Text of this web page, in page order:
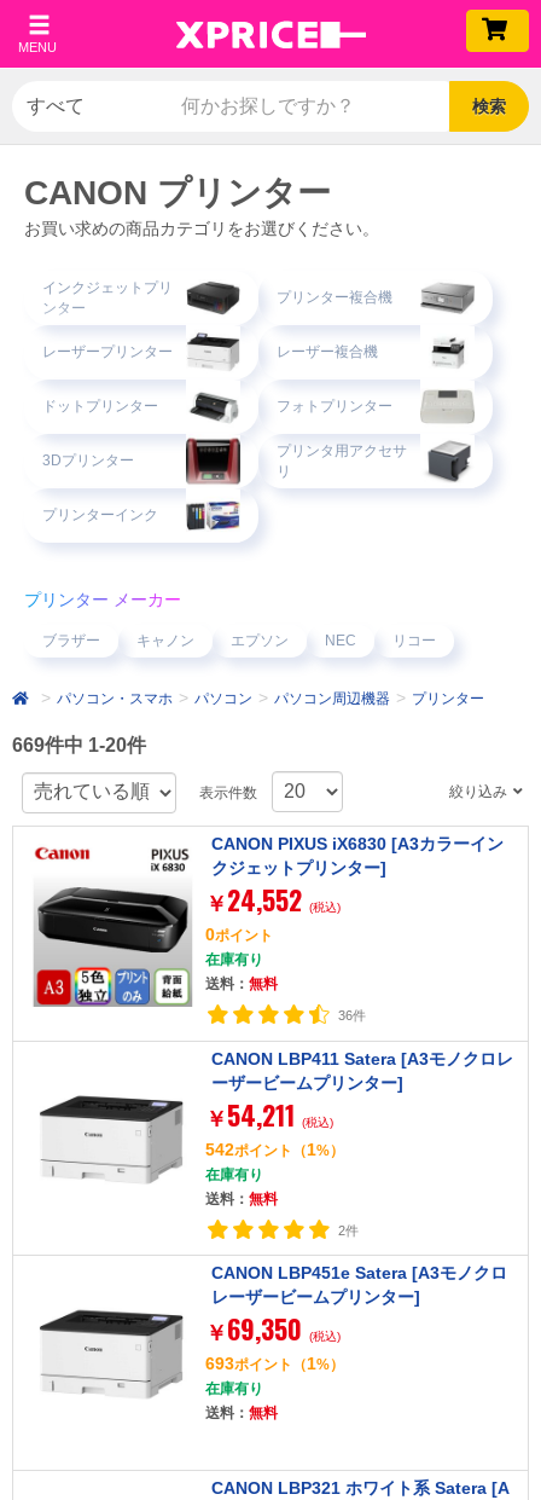
MENU
検索
CANON プリンター
お買い求めの商品カテゴリをお選びください。
インクジェットプリ
ンター
プリンター複合機
レーザープリンター レーザー複合機
ドットプリンター フォトプリンター
3Dプリンター
プリンタ用アクセサ
リ
プリンターインク
プリンター メーカー
ブラザー キャノン エプソン NEC リコー
パソコン・スマホ パソコン パソコン周辺機器 プリンター
669件中 1-20件
表示件数 絞り込み
CANON PIXUS iX6830 [A3カラーイン
クジェットプリンター]
￥ 24,552 (税込)
0ポイント
在庫有り
送料： 無料
36件
CANON LBP411 Satera [A3モノクロレ
ーザービームプリンター]
￥ 54,211 (税込)
542ポイント （1%）
在庫有り
送料： 無料
2件
CANON LBP451e Satera [A3モノクロ
レーザービームプリンター]
￥ 69,350 (税込)
693ポイント （1%）
在庫有り
送料： 無料
CANON LBP321 ホワイト系 Satera [A